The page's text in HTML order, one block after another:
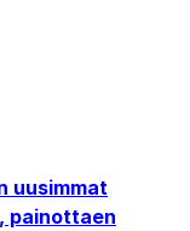
ja
uusimmat
painottaen